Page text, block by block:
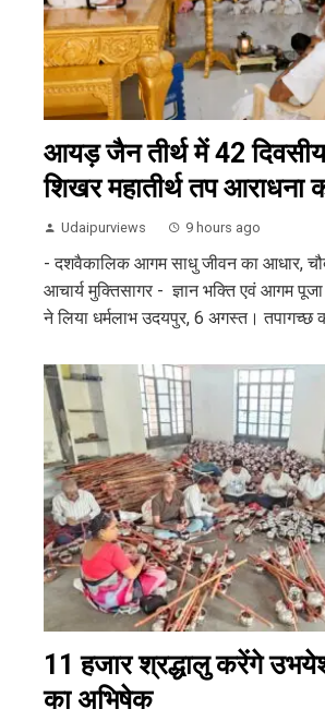
आयड़ जैन तीर्थ में 42
शिखर महातीर्थ तप आराधना
Udaipurviews 9 hours ago
- दशवैकालिक आगम साधु जीवन का आधार,
आचार्य मुक्तिसागर - ज्ञान भक्ति एवं आगम
ने लिया धर्मलाभ उदयपुर, 6 अगस्त। तपागच्छ
11 हजार श्रद्धालु करेंगे
का अभिषेक